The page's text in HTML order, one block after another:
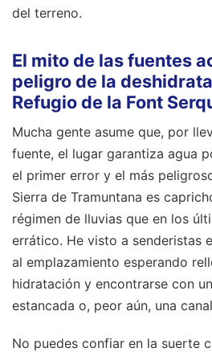
del terreno.
El mito de las fuentes
peligro de la
Refugio de la Font
Mucha gente asume que, por
fuente, el lugar garantiza agua
el primer error y el más
Sierra de Tramuntana es
régimen de lluvias que en los
errático. He visto a senderistas
al emplazamiento esperando
hidratación y encontrarse con
estancada o, peor aún, una
No puedes confiar en la suerte